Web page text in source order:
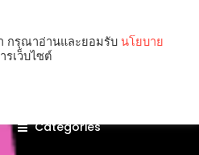
Categories
กรุณาอ่านและยอมรับ นโยบาย
รเว็บไซต์